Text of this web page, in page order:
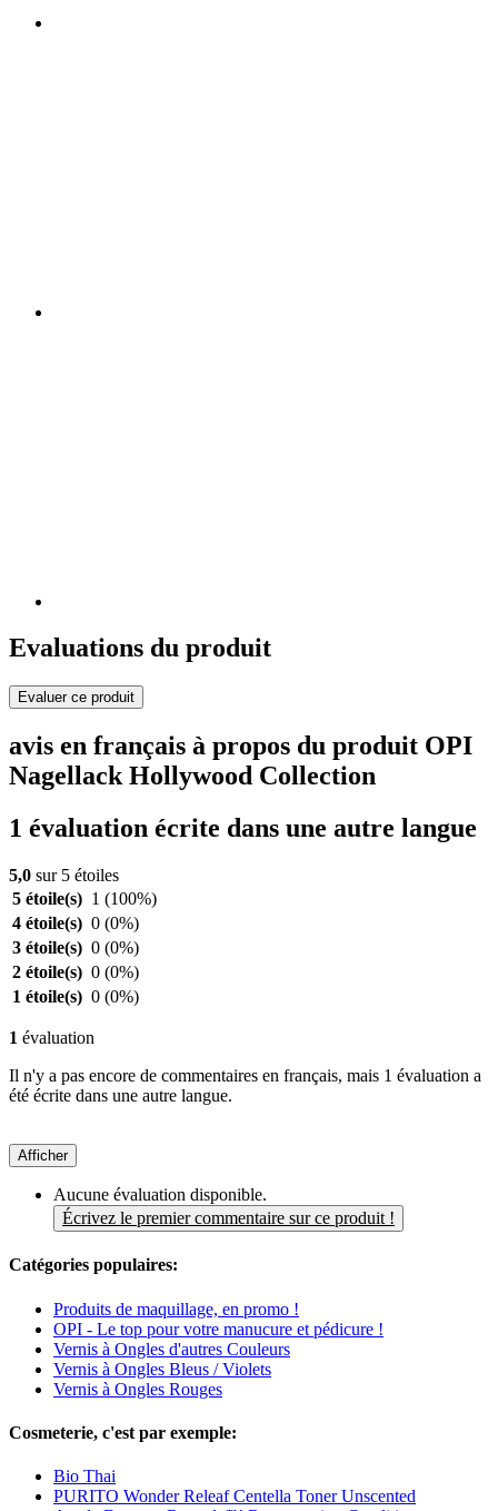
Evaluations du produit
Evaluer ce produit
avis en français à propos du produit OPI
Nagellack Hollywood Collection
1 évaluation écrite dans une autre langue
5,0 sur 5 étoiles
5 étoile(s) 1 (100%)
4 étoile(s) 0 (0%)
3 étoile(s) 0 (0%)
2 étoile(s) 0 (0%)
1 étoile(s) 0 (0%)
1 évaluation
Il n'y a pas encore de commentaires en français, mais 1 évaluation a
été écrite dans une autre langue.
Afficher
Aucune évaluation disponible.
Écrivez le premier commentaire sur ce produit !
Catégories populaires:
Produits de maquillage, en promo !
OPI - Le top pour votre manucure et pédicure !
Vernis à Ongles d'autres Couleurs
Vernis à Ongles Bleus / Violets
Vernis à Ongles Rouges
Cosmeterie, c'est par exemple:
Bio Thai
PURITO Wonder Releaf Centella Toner Unscented